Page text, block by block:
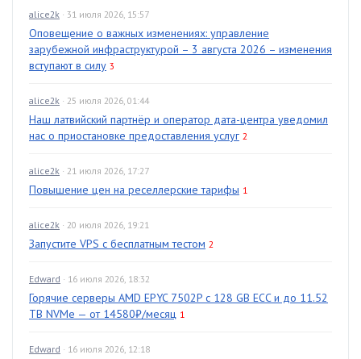
alice2k · 31 июля 2026, 15:57
Оповещение о важных изменениях: управление
зарубежной инфраструктурой – 3 августа 2026 – изменения
вступают в силу 3
alice2k · 25 июля 2026, 01:44
Наш латвийский партнёр и оператор дата-центра уведомил
нас о приостановке предоставления услуг 2
alice2k · 21 июля 2026, 17:27
Повышение цен на реселлерские тарифы 1
alice2k · 20 июля 2026, 19:21
Запустите VPS с бесплатным тестом 2
Edward · 16 июля 2026, 18:32
Горячие серверы AMD EPYC 7502P с 128 GB ECC и до 11.52
TB NVMe — от 14580₽/месяц 1
Edward · 16 июля 2026, 12:18